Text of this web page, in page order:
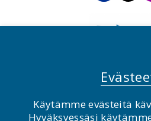
© BirdLife Suomi
Käytämme evästeitä
Hyväksyessäsi